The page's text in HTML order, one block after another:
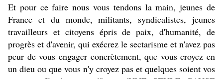
Et pour ce faire nous vous tendons la main, jeunes de
France et du monde, militants, syndicalistes, jeunes
travailleurs et citoyens épris de paix, d'humanité, de
progrès et d'avenir, qui exécrez le sectarisme et n'avez pas
peur de vous engager concrètement, que vous croyez en
un dieu ou que vous n'y croyez pas et quelques soient vos